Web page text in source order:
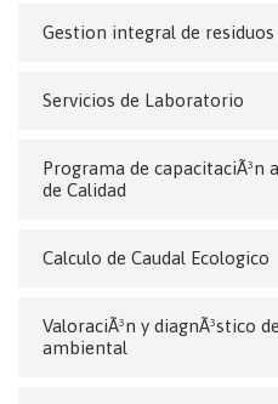
Gestion integral de
Servicios de Laboratorio
Programa de capacitaciÃ³n
de Calidad
Calculo de Caudal Ecologico
ValoraciÃ³n y diagnÃ³stico
ambiental